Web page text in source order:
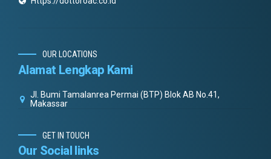
OUR LOCATIONS
Alamat Lengkap Kami
Jl. Bumi Tamalanrea Permai (BTP) Blok AB No.41,
Makassar
GET IN TOUCH
Our Social links